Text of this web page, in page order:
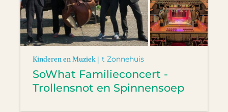
Kinderen en Muziek | 't Zonnehuis
SoWhat Familieconcert -
Trollensnot en Spinnensoep